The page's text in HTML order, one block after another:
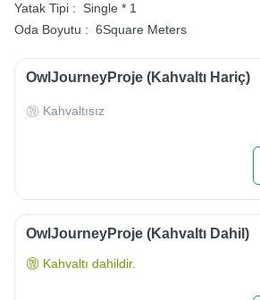
Yatak Tipi :
Single * 1
Oda Boyutu : 6Square Meters
OwlJourneyProje (Kahvaltı Hariç)
Kahvaltısız
OwlJourneyProje (Kahvaltı Dahil)
Kahvaltı dahildir.